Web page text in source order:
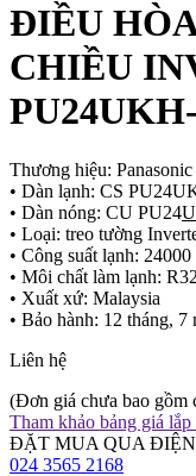
ĐIỀU
CHIỀU
Thương hiệu: Panasonic
• Dàn lạnh: CS
• Dàn nóng: CU PU24U
• Loại: treo tường
• Công suất lạnh:
• Môi chất làm lạnh: R32
• Xuất xứ: Malaysia
• Bảo hành: 12 tháng, 7
Liên hệ
(Đơn giá chưa bao gồm
Tham khảo bảng giá lắp
ĐẶT MUA QUA
024 3565 2168